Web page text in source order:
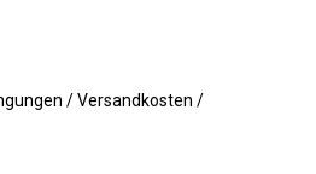
/ Versandkosten /